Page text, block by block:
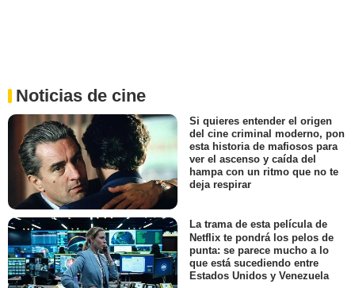
Noticias de cine
Si quieres entender el origen
del cine criminal moderno, pon
esta historia de mafiosos para
ver el ascenso y caída del
hampa con un ritmo que no te
deja respirar
La trama de esta película de
Netflix te pondrá los pelos de
punta: se parece mucho a lo
que está sucediendo entre
Estados Unidos y Venezuela